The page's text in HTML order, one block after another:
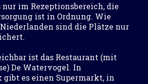
im Rezeptionsbereich, die
ist in Ordnung. Wie
sind die Plätze nur
ist das Restaurant (mit
De Watervogel. In
es einen Supermarkt, in